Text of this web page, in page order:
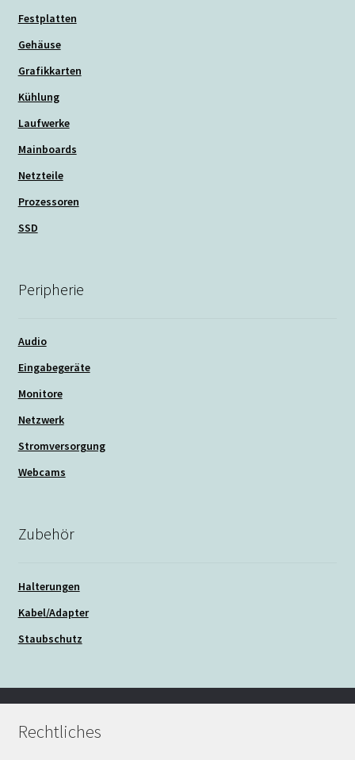
Festplatten
Gehäuse
Grafikkarten
Kühlung
Laufwerke
Mainboards
Netzteile
Prozessoren
SSD
Peripherie
Audio
Eingabegeräte
Monitore
Netzwerk
Stromversorgung
Webcams
Zubehör
Halterungen
Kabel/Adapter
Staubschutz
Rechtliches